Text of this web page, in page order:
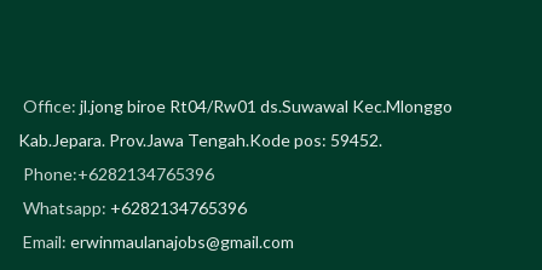
Office: jl.jong biroe Rt04/Rw01 ds.Suwawal Kec.Mlonggo
Kab.Jepara. Prov.Jawa Tengah.Kode pos: 59452.
Phone:+6282134765396
Whatsapp: +6282134765396
Email: erwinmaulanajobs@gmail.com